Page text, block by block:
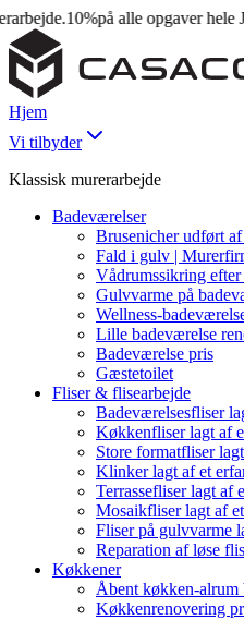
10%på alle opgaver hele
Hjem
Vi tilbyder
Klassisk murerarbejde
Badeværelser
Brusenicher udført
Fald i gulv |
Vådrumssikring
Gulvvarme på
Wellness-
Lille badeværelse
Badeværelse pris
Gæstetoilet
Fliser & flisearbejde
Badeværelsesfliser
Køkkenfliser lagt af
Store formatfliser
Klinker lagt af et
Terrassefliser lagt af
Mosaikfliser lagt af
Fliser på gulvvarme
Reparation af løse
Køkkener
Åbent køkken-alrum
Køkkenrenovering